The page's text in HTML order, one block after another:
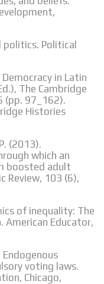
politics. Political
in Latin
The Cambridge
(pp. 97_162).
Histories
(2013).
which an
boosted adult
Review, 103 (6),
of inequality: The
American Educator,
Endogenous
voting laws.
Chicago,